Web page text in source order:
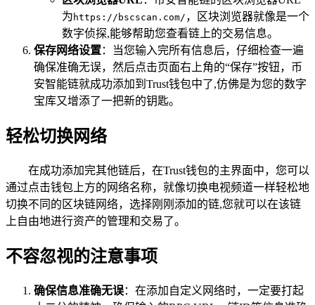
为 https://bscscan.com/ ，区块浏览器就像是一个
数字侦探,能够帮助您查看链上的交易信息。
保存网络设置：当您输入完所有信息后，仔细检查一遍
确保准确无误，然后点击页面右上角的“保存”按钮，币
安智能链就成功添加到Trust钱包中了,仿佛是为您的数字
宝库又增添了一把新的钥匙。
轻松切换网络
在成功添加完其他链后，在Trust钱包的主界面中，您可以
通过点击钱包上方的网络名称，就像切换电视频道一样轻松地
切换不同的区块链网络，选择刚刚添加的链,您就可以在该链
上自由地进行资产的管理和交易了。
不容忽视的注意事项
确保信息准确无误：在添加自定义网络时，一定要打起